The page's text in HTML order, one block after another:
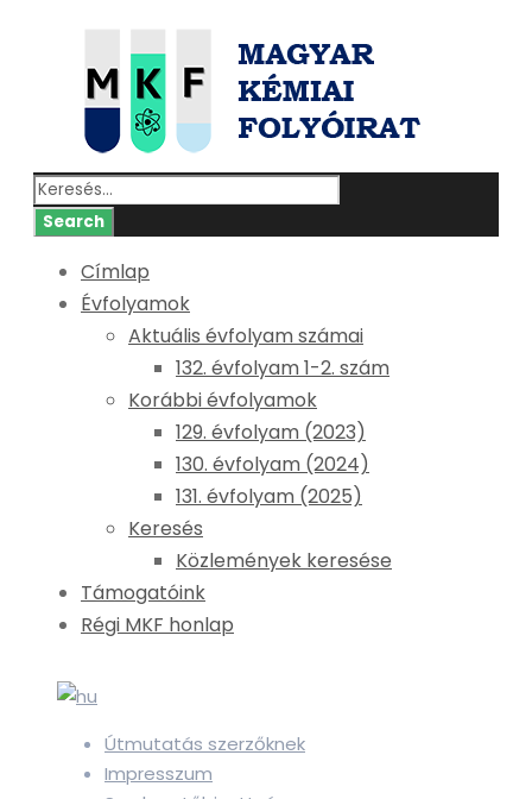
Címlap
Évfolyamok
Aktuális évfolyam számai
132. évfolyam 1-2. szám
Korábbi évfolyamok
129. évfolyam (2023)
130. évfolyam (2024)
131. évfolyam (2025)
Keresés
Közlemények keresése
Támogatóink
Régi MKF honlap
Útmutatás szerzőknek
Impresszum